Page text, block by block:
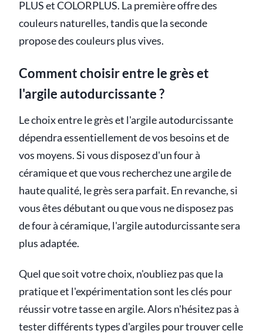
PLUS et COLORPLUS. La première offre des
couleurs naturelles, tandis que la seconde
propose des couleurs plus vives.
Comment choisir entre le grès et
l'argile autodurcissante ?
Le choix entre le grès et l'argile autodurcissante
dépendra essentiellement de vos besoins et de
vos moyens. Si vous disposez d'un four à
céramique et que vous recherchez une argile de
haute qualité, le grès sera parfait. En revanche, si
vous êtes débutant ou que vous ne disposez pas
de four à céramique, l'argile autodurcissante sera
plus adaptée.
Quel que soit votre choix, n'oubliez pas que la
pratique et l'expérimentation sont les clés pour
réussir votre tasse en argile. Alors n'hésitez pas à
tester différents types d'argiles pour trouver celle